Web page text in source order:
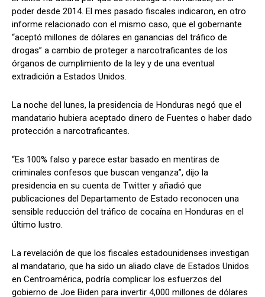
poder desde 2014. El mes pasado fiscales indicaron, en otro
informe relacionado con el mismo caso, que el gobernante
“aceptó millones de dólares en ganancias del tráfico de
drogas” a cambio de proteger a narcotraficantes de los
órganos de cumplimiento de la ley y de una eventual
extradición a Estados Unidos.
La noche del lunes, la presidencia de Honduras negó que el
mandatario hubiera aceptado dinero de Fuentes o haber dado
protección a narcotraficantes.
“Es 100% falso y parece estar basado en mentiras de
criminales confesos que buscan venganza”, dijo la
presidencia en su cuenta de Twitter y añadió que
publicaciones del Departamento de Estado reconocen una
sensible reducción del tráfico de cocaína en Honduras en el
último lustro.
La revelación de que los fiscales estadounidenses investigan
al mandatario, que ha sido un aliado clave de Estados Unidos
en Centroamérica, podría complicar los esfuerzos del
gobierno de Joe Biden para invertir 4,000 millones de dólares